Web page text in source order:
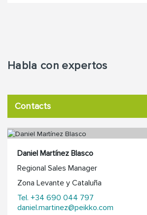
Habla con expertos
Contacts
Daniel Martínez Blasco
Regional Sales Manager
Zona Levante y Cataluña
Tel. +34 690 044 797
daniel.martinez@peikko.com